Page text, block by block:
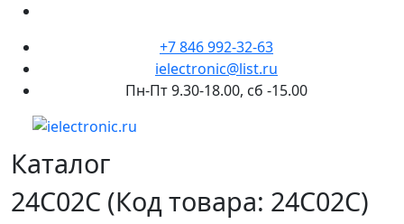
+7 846 992-32-63
ielectronic@list.ru
Пн-Пт 9.30-18.00, сб -15.00
Каталог
24C02C (Код товара: 24C02C)